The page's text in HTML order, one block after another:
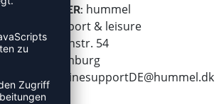
HERSTELLER: hummel
hummel sport & leisure
Leverkusenstr. 54
22761 Hamburg
E-Mail:
onlinesupportDE@hummel.dk